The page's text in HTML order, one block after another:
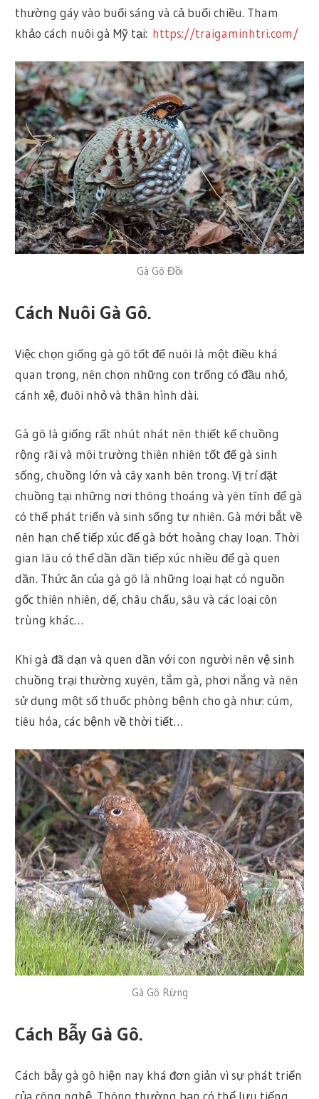
thường gáy vào buổi sáng và cả buổi chiều. Tham
khảo cách nuôi gà Mỹ tại: https://traigaminhtri.com/
Gà Gô Đồi
Cách Nuôi Gà Gô.
Việc chọn giống gà gô tốt để nuôi là một điều khá
quan trọng, nên chọn những con trống có đầu nhỏ,
cánh xệ, đuôi nhỏ và thân hình dài.
Gà gô là giống rất nhút nhát nên thiết kế chuồng
rộng rãi và môi trường thiên nhiên tốt để gà sinh
sống, chuồng lớn và cây xanh bên trong. Vị trí đặt
chuồng tại những nơi thông thoáng và yên tĩnh để gà
có thể phát triển và sinh sống tự nhiên. Gà mới bắt về
nên hạn chế tiếp xúc để gà bớt hoảng chạy loạn. Thời
gian lâu có thể dần dần tiếp xúc nhiều để gà quen
dần. Thức ăn của gà gô là những loại hạt có nguồn
gốc thiên nhiên, dế, châu chấu, sâu và các loại côn
trùng khác…
Khi gà đã dạn và quen dần với con người nên vệ sinh
chuồng trại thường xuyên, tắm gà, phơi nắng và nên
sử dụng một số thuốc phòng bệnh cho gà như: cúm,
tiêu hóa, các bệnh về thời tiết…
Gà Gô Rừng
Cách Bẫy Gà Gô.
Cách bẫy gà gô hiện nay khá đơn giản vì sự phát triển
của công nghệ. Thông thường bạn có thể lưu tiếng